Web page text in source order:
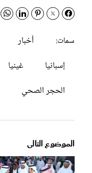
سمات:
أخبار
إسبانيا
غينيا
الحجر الصحي
الموضوع التالى